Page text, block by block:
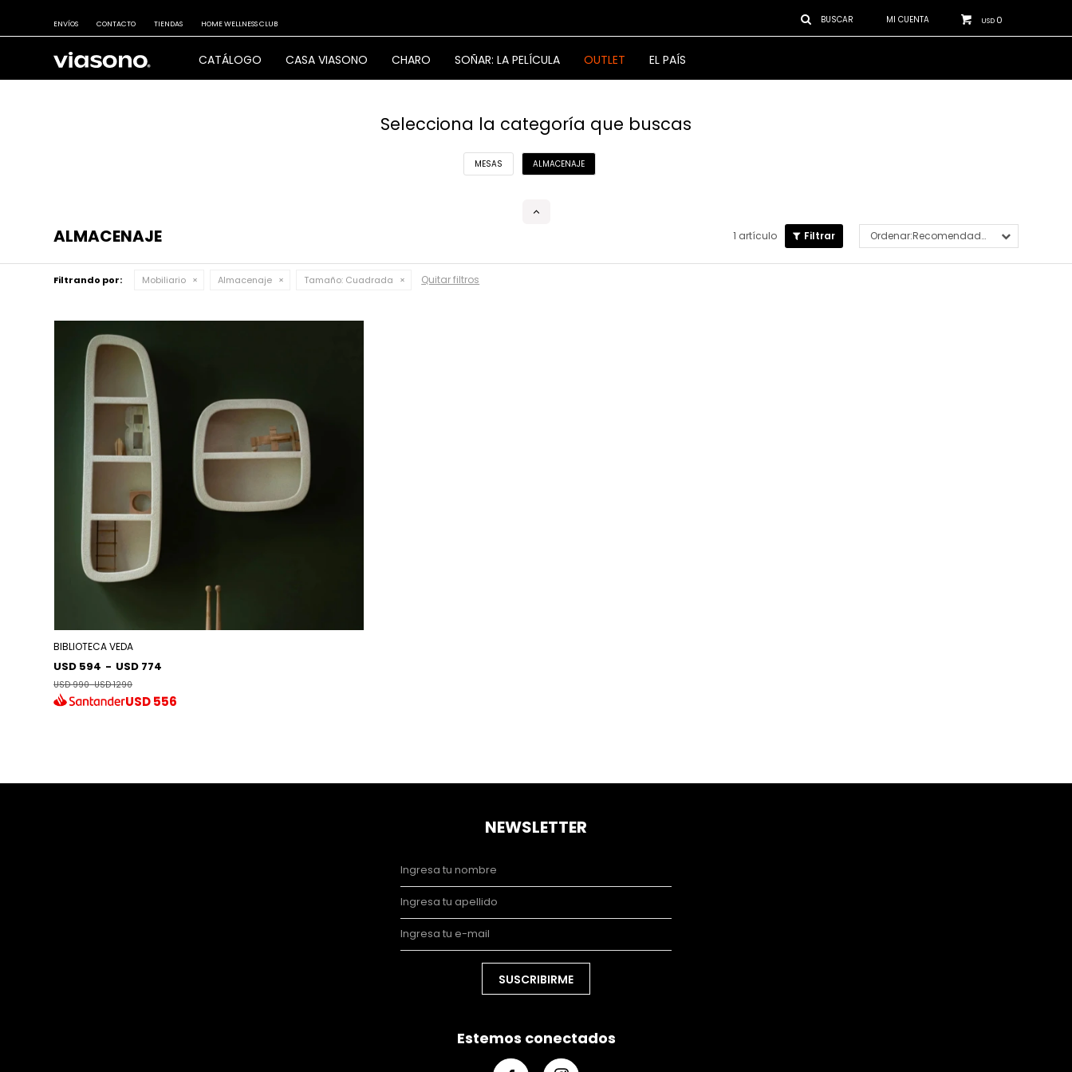
CATÁLOGO CASA VIASONO CHARO SOÑAR: LA PELÍCULA OUTLET EL PAÍS
USD 0
ENVÍOS CONTACTO TIENDAS HOME WELLNESS CLUB
Selecciona la categoría que buscas
MESAS ALMACENAJE
ALMACENAJE 1 artículo Recomendados
Filtrando por: Mobiliario Almacenaje Tamaño: Cuadrada Quitar filtros
BIBLIOTECA VEDA
USD 594 - USD 774
USD 990-USD 1290
USD556
NEWSLETTER
SUSCRIBIRME
Estemos conectados